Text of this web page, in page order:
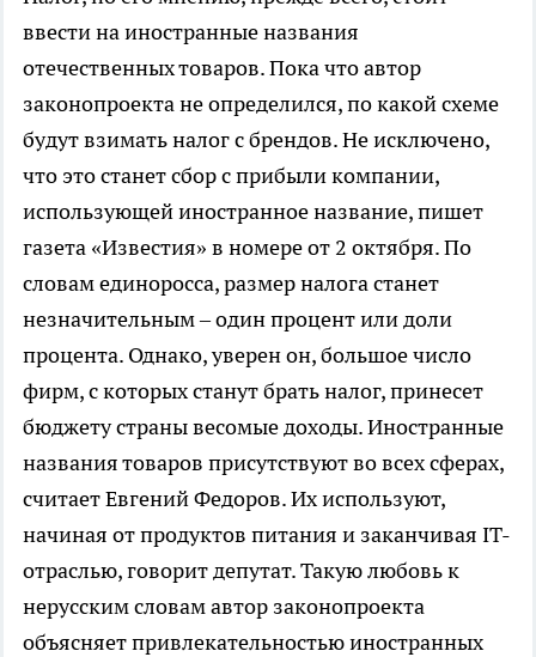
ввести на иностранные названия
отечественных товаров. Пока что автор
законопроекта не определился, по какой схеме
будут взимать налог с брендов. Не исключено,
что это станет сбор с прибыли компании,
использующей иностранное название, пишет
газета «Известия» в номере от 2 октября. По
словам единоросса, размер налога станет
незначительным – один процент или доли
процента. Однако, уверен он, большое число
фирм, с которых станут брать налог, принесет
бюджету страны весомые доходы. Иностранные
названия товаров присутствуют во всех сферах,
считает Евгений Федоров. Их используют,
начиная от продуктов питания и заканчивая IT-
отраслью, говорит депутат. Такую любовь к
нерусским словам автор законопроекта
объясняет привлекательностью иностранных